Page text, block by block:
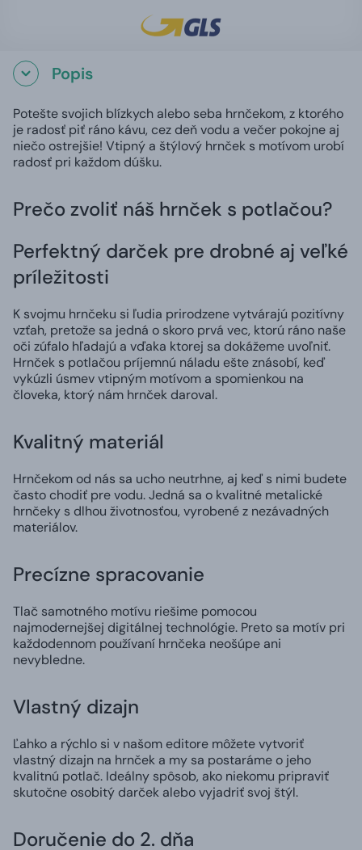
Popis
Potešte svojich blízkych alebo seba hrnčekom, z ktorého
je radosť piť ráno kávu, cez deň vodu a večer pokojne aj
niečo ostrejšie! Vtipný a štýlový hrnček s motívom urobí
radosť pri každom dúšku.
Prečo zvoliť náš hrnček s potlačou?
Perfektný darček pre drobné aj veľké
príležitosti
K svojmu hrnčeku si ľudia prirodzene vytvárajú pozitívny
vzťah, pretože sa jedná o skoro prvá vec, ktorú ráno naše
oči zúfalo hľadajú a vďaka ktorej sa dokážeme uvoľniť.
Hrnček s potlačou príjemnú náladu ešte znásobí, keď
vykúzli úsmev vtipným motívom a spomienkou na
človeka, ktorý nám hrnček daroval.
Kvalitný materiál
Hrnčekom od nás sa ucho neutrhne, aj keď s nimi budete
často chodiť pre vodu. Jedná sa o kvalitné metalické
hrnčeky s dlhou životnosťou, vyrobené z nezávadných
materiálov.
Precízne spracovanie
Tlač samotného motívu riešime pomocou
najmodernejšej digitálnej technológie. Preto sa motív pri
každodennom používaní hrnčeka neošúpe ani
nevybledne.
Vlastný dizajn
Ľahko a rýchlo si v našom editore môžete vytvoriť
vlastný dizajn na hrnček a my sa postaráme o jeho
kvalitnú potlač. Ideálny spôsob, ako niekomu pripraviť
skutočne osobitý darček alebo vyjadriť svoj štýl.
Doručenie do 2. dňa